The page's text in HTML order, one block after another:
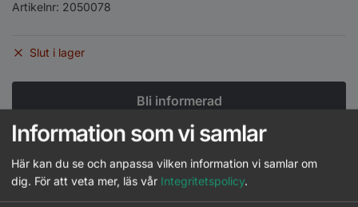
Artikelnr: 2050078
Slut i lager
Matchande Produkter
Information som vi samlar
Här kan du se och anpassa vilken information vi samlar om
dig. För att veta mer, läs vår Integritetspolicy.